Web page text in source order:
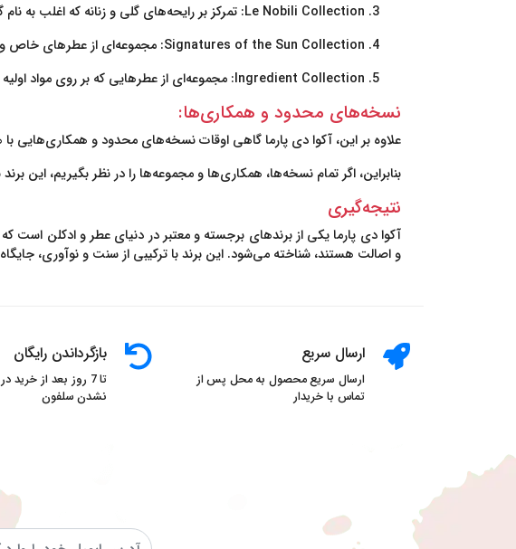
Le Nobili Collection: تمرکز بر رایحه‌های گلی و زنانه که اغلب به
Signatures of the Sun Collection: مجموعه‌ای از عطرهای خاص و
Ingredient Collection: مجموعه‌ای از عطرهایی که بر روی مواد اولیه
نسخه‌های محدود و همکاری‌ها:
علاوه بر این، آکوا دی پارما گاهی اوقات نسخه‌های محدود و همکاری‌هایی
بنابراین، اگر تمام نسخه‌ها، همکاری‌ها و مجموعه‌ها را در نظر بگیریم، این برند بیش از 50 عطر مختلف در طول تاریخ خود
نتیجه‌گیری
آکوا دی پارما یکی از برندهای برجسته و معتبر در دنیای عطر و ادکلن
و اصالت هستند، شناخته می‌شود. این برند با ترکیبی از سنت و نوآوری،
ارسال سریع
ارسال سریع محصول به محل پس از
تماس با خریدار
بازگرداندن رایگان
تا 7 روز بعد از
نشدن سلفون